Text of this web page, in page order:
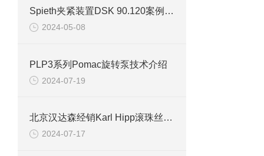
Spieth夹紧装置DSK 90.120案例分析
2024-05-08
PLP3系列Pomac旋转泵技术介绍
2024-07-19
北京汉达森经销Karl Hipp滚珠丝杠传动装置技术介绍
2024-07-17